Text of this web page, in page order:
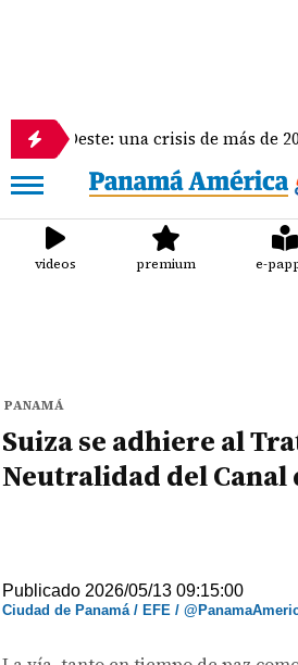
una crisis de más de 20 años
videos premium e-
PANAMÁ
Suiza se adhiere al
Neutralidad del Canal
Publicado 2026/05/13 09:15:00
Ciudad de Panamá / EFE /